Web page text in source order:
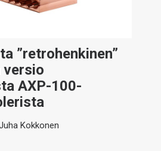
”retrohenkinen”
versio
AXP-100-
Kokkonen